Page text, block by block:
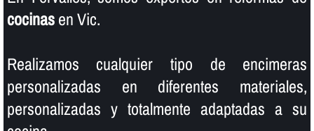
cocinasen Vic.
Realizamos cualquier tipo de encimeras
personalizadas en diferentes materiales,
personalizadas y totalmente adaptadas a su